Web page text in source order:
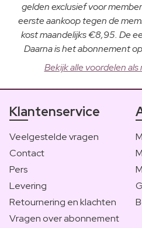
gelden exclusief voor
eerste aankoop tegen de
kost maandelijks €8,95. De
Daarna is het abonnement
Bekijk alle voordelen
Klantenservice
Veelgestelde vragen
Contact
Pers
Levering
Retournering en klachten
Vragen over abonnement